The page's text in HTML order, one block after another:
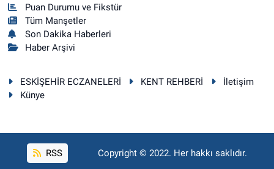
Puan Durumu ve Fikstür
Tüm Manşetler
Son Dakika Haberleri
Haber Arşivi
ESKİŞEHİR ECZANELERİ KENT REHBERİ
İletişim
Künye
RSS Copyright © 2022. Her hakkı saklıdır.